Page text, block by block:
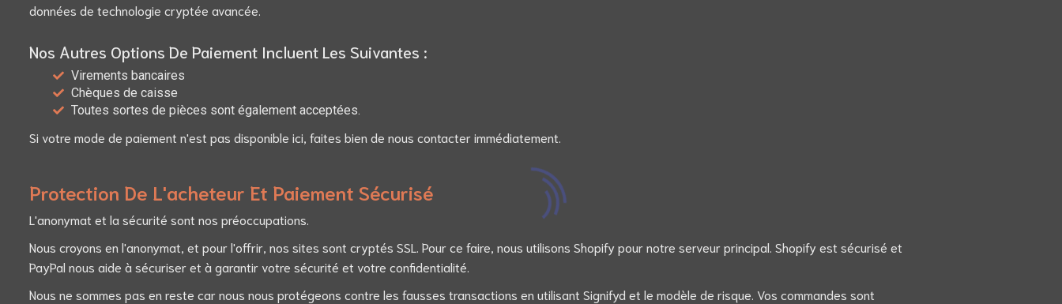
données de technologie cryptée avancée.
Nos Autres Options De Paiement Incluent Les Suivantes :
Virements bancaires
Chèques de caisse
Toutes sortes de pièces sont également acceptées.
Si votre mode de paiement n'est pas disponible ici, faites bien de nous contacter immédiatement.
Protection De L'acheteur Et Paiement Sécurisé
L'anonymat et la sécurité sont nos préoccupations.
Nous croyons en l'anonymat, et pour l'offrir, nos sites sont cryptés SSL. Pour ce faire, nous utilisons Shopify pour notre serveur principal. Shopify est sécurisé et
PayPal nous aide à sécuriser et à garantir votre sécurité et votre confidentialité.
Nous ne sommes pas en reste car nous nous protégeons contre les fausses transactions en utilisant Signifyd et le modèle de risque. Vos commandes sont